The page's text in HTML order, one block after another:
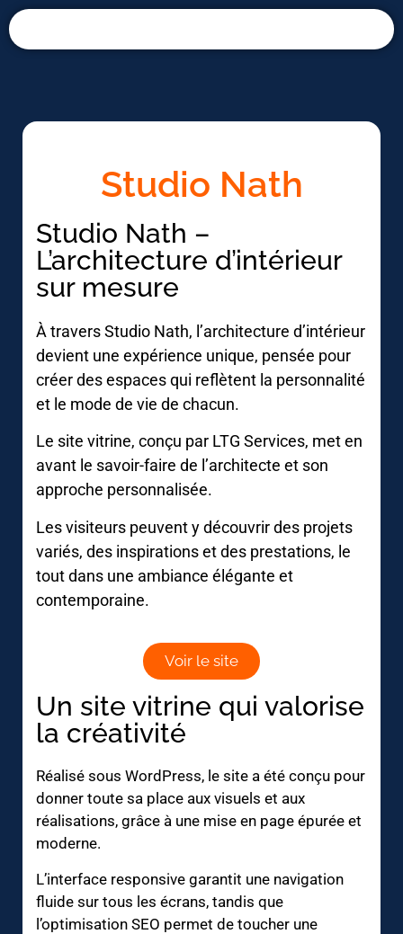
Studio Nath
Studio Nath –
L’architecture d’intérieur
sur mesure
À travers Studio Nath, l’architecture d’intérieur
devient une expérience unique, pensée pour
créer des espaces qui reflètent la personnalité
et le mode de vie de chacun.
Le site vitrine, conçu par LTG Services, met en
avant le savoir-faire de l’architecte et son
approche personnalisée.
Les visiteurs peuvent y découvrir des projets
variés, des inspirations et des prestations, le
tout dans une ambiance élégante et
contemporaine.
Voir le site
Un site vitrine qui valorise
la créativité
Réalisé sous WordPress, le site a été conçu pour
donner toute sa place aux visuels et aux
réalisations, grâce à une mise en page épurée et
moderne.
L’interface responsive garantit une navigation
fluide sur tous les écrans, tandis que
l’optimisation SEO permet de toucher une
Panneau de gestion des cookies